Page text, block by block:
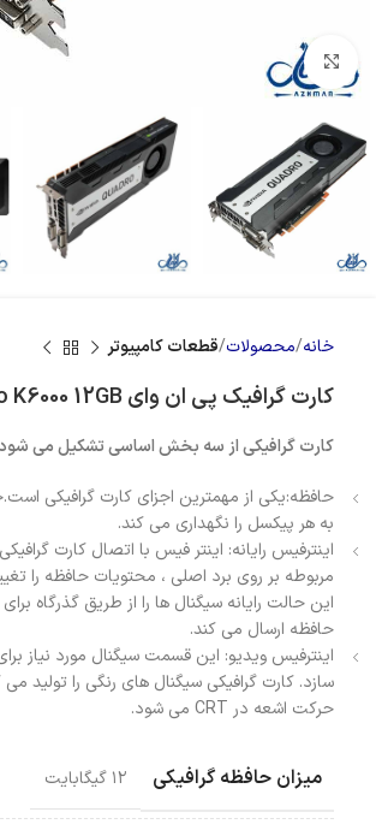
بزرگنمایی تصویر
خانه محصولات قطعات کامپیوتر
کارت گرافیک پی ان وای Quadro K6000 12GB
كارت گرافیكی از سه بخش اساسی تشكیل می
حافظه:یكی از مهمترین اجزای كارت گرافیكی
به هر پیكسل را نگهداری می كند.
اینترفیس رایانه: اینتر فیس با اتصال كارت
مربوطه بر روی برد اصلی ، محتویات حافظه را
این حالت رایانه سیگنال ها را از طریق گذرگاه
حافظه ارسال می كند.
اینترفیس ویدیو: این قسمت سیگنال مورد نیاز
سازد. كارت گرافیكی سیگنال های رنگی را تولید
حركت اشعه در CRT می شود.
میزان حافظه گرافیکی ۱۲ گیگابایت